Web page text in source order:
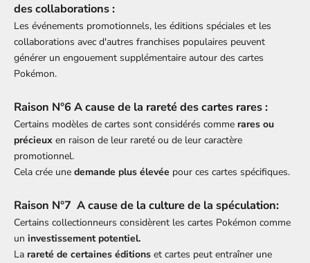
des collaborations :
Les événements promotionnels, les éditions spéciales et les
collaborations avec d'autres franchises populaires peuvent
générer un engouement supplémentaire autour des cartes
Pokémon.
Raison N°6 A cause de la raretédes cartes rares :
Certains modèles de cartes sont considérés comme rares ou
précieux en raison de leur rareté ou de leur caractère
promotionnel.
Cela crée une demande plus élevée pour ces cartes spécifiques.
Raison N°7 A cause de la culturede la spéculation:
Certains collectionneurs considèrent les cartes Pokémon comme
un investissement potentiel.
La rareté de certaines éditions et cartes peut entraîner une